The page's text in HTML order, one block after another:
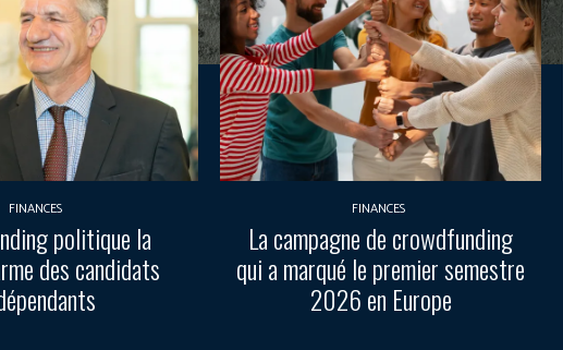
FINANCES
politique la
des candidats
FINANCES
La campagne de crowdfunding
qui a marqué le premier semestre
2026 en Europe